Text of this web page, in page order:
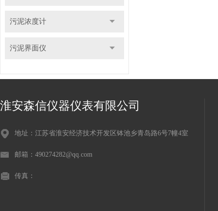
污泥浓度计
污泥界面仪
淮安森信仪器仪表有限公司
地址：江苏省淮安经济技术开发区钵池乡青岛路6号7幢4室
邮箱：490274282@qq.com
传真：